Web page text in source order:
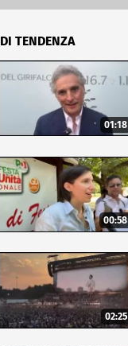
DI TENDENZA
01:18
00:58
02:25